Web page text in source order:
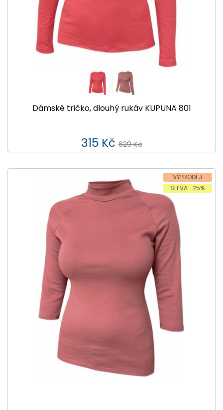
Dámské tričko, dlouhý rukáv KUPUNA 801
315 Kč 629 Kč
VÝPRODEJ
SLEVA -25%